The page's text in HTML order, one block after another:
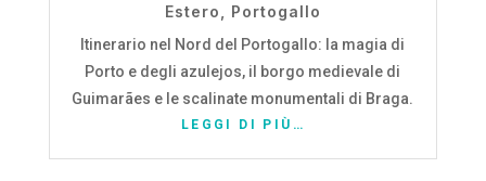
Estero Portogallo
Itinerario nel Nord del Portogallo: la magia di
Porto e degli azulejos, il borgo medievale di
Guimarães e le scalinate monumentali di Braga.
LEGGI DI PIÙ…